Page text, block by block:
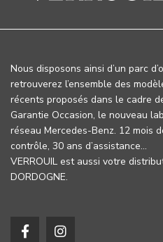
Nous disposons ainsi d’un parc
retrouverez l’ensemble des
récents proposés dans le cadre
Garantie Occasion, le nouveau
réseau Mercedes-Benz. 12 mois
contrôle, 30 ans d’assistance…
VERROUIL est aussi votre
DORDOGNE.